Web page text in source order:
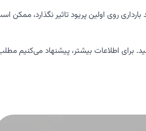
روی اولین پریود تاثیر نگذارد، ممکن
برای اطلاعات بیشتر، پیشنهاد می‌کنیم